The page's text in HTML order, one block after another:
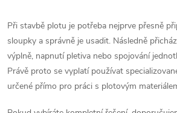
Při stavbě plotu je potřeba nejprve přesně
sloupky a správně je usadit. Následně
výplně, napnutí pletiva nebo spojování
Právě proto se vyplatí používat
určené přímo pro práci s plotovým